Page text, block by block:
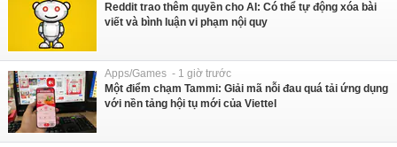
Reddit trao thêm quyền cho AI: Có thể tự động xóa bài
viết và bình luận vi phạm nội quy
Apps/Games - 1 giờ trước
Một điểm chạm Tammi: Giải mã nỗi đau quá tải ứng dụng
với nền tảng hội tụ mới của Viettel